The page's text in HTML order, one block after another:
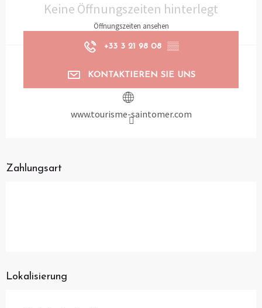
Keine Öffnungszeiten hinterlegt
Öffnungszeiten ansehen
+33 3 21 98 08 ▒▒
KONTAKTIEREN SIE UNS
www.tourisme-saintomer.com
Zahlungsart
Lokalisierung